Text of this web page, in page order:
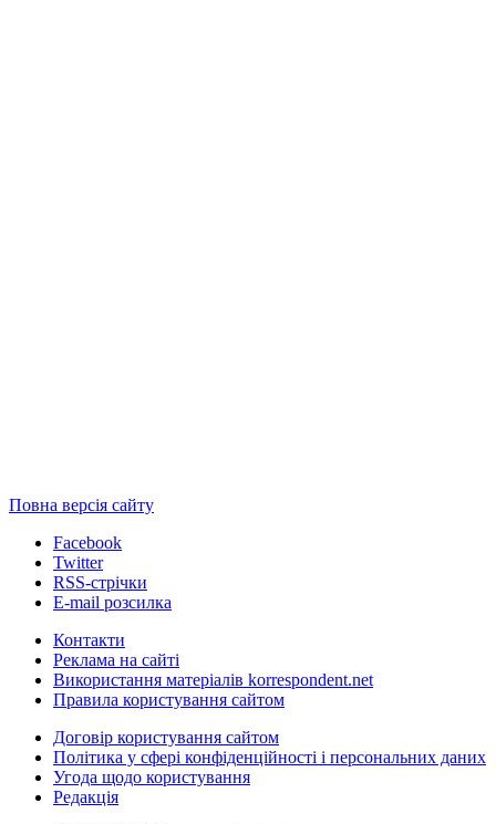
Повна версія сайту
Facebook
Twitter
RSS-стрічки
E-mail розсилка
Контакти
Реклама на сайті
Використання матеріалів korrespondent.net
Правила користування сайтом
Договір користування сайтом
Політика у сфері конфіденційності і персональних даних
Угода щодо користування
Редакція